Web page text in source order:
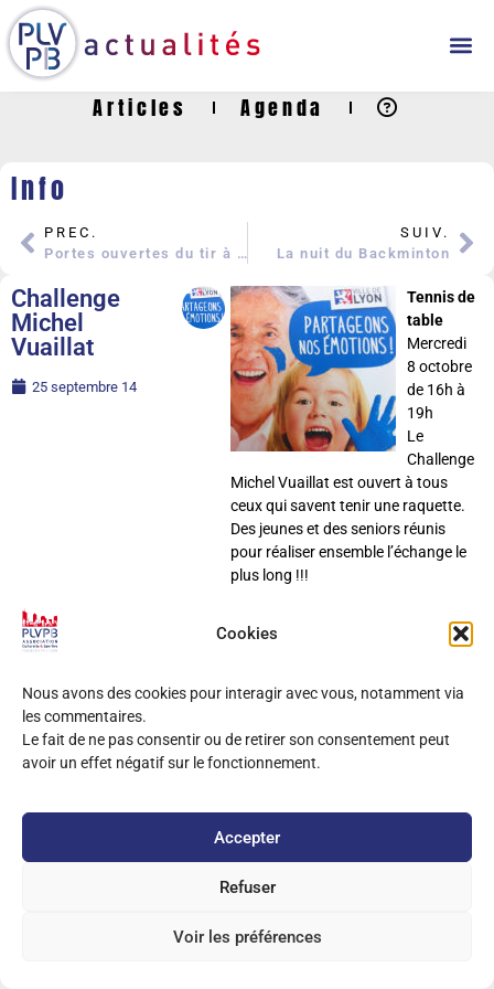
Cookies
Nous avons des cookies pour interagir avec vous, notamment via
les commentaires.
Le fait de ne pas consentir ou de retirer son consentement peut
avoir un effet négatif sur le fonctionnement.
Accepter
Refuser
Voir les préférences
Articles Agenda
Info
PREC.
Portes ouvertes du tir à l’arc
SUIV.
La nuit du Backminton
Challenge
Michel
Vuaillat
25 septembre 14
Tennis de
table
Mercredi
8 octobre
de 16h à
19h
Le
Challenge
Michel Vuaillat est ouvert à tous
ceux qui savent tenir une raquette.
Des jeunes et des seniors réunis
pour réaliser ensemble l’échange le
plus long !!!
En partenariat avec la Mairie du
3ème arrondissement
Gymnase Rebatel 29, rue du Dr
Mentions Légales
Site développé sur Wordpress / Elementor